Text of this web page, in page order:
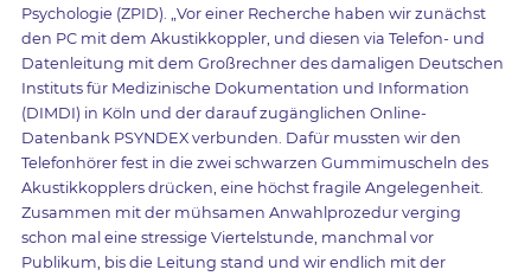
Psychologie (ZPID). „Vor einer Recherche haben wir zunächst
den PC mit dem Akustikkoppler, und diesen via Telefon- und
Datenleitung mit dem Großrechner des damaligen Deutschen
Instituts für Medizinische Dokumentation und Information
(DIMDI) in Köln und der darauf zugänglichen Online-
Datenbank PSYNDEX verbunden. Dafür mussten wir den
Telefonhörer fest in die zwei schwarzen Gummimuscheln des
Akustikkopplers drücken, eine höchst fragile Angelegenheit.
Zusammen mit der mühsamen Anwahlprozedur verging
schon mal eine stressige Viertelstunde, manchmal vor
Publikum, bis die Leitung stand und wir endlich mit der